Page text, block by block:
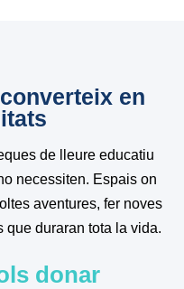
en
de lleure educatiu
necessiten. Espais on
aventures, fer noves
que duraran tota la vida.
donar